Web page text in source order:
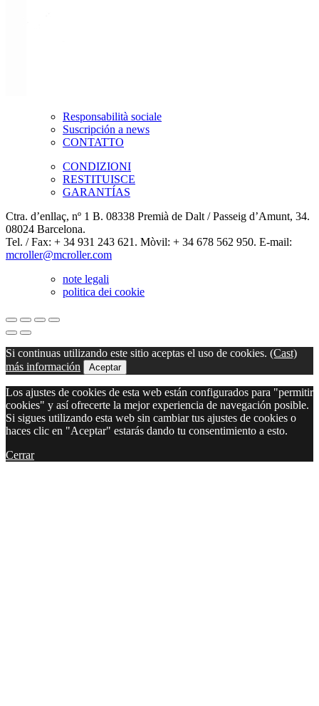
Responsabilità sociale
Suscripción a news
CONTATTO
CONDIZIONI
RESTITUISCE
GARANTÍAS
Ctra. d’enllaç, nº 1 B. 08338 Premià de Dalt / Passeig d’Amunt, 34.
08024 Barcelona.
Tel. / Fax: + 34 931 243 621. Mòvil: + 34 678 562 950. E-mail:
mcroller@mcroller.com
note legali
politica dei cookie
Si continuas utilizando este sitio aceptas el uso de cookies. (Cast)
más información
Aceptar
Los ajustes de cookies de esta web están configurados para "permitir
cookies" y así ofrecerte la mejor experiencia de navegación posible.
Si sigues utilizando esta web sin cambiar tus ajustes de cookies o
haces clic en "Aceptar" estarás dando tu consentimiento a esto.
Cerrar